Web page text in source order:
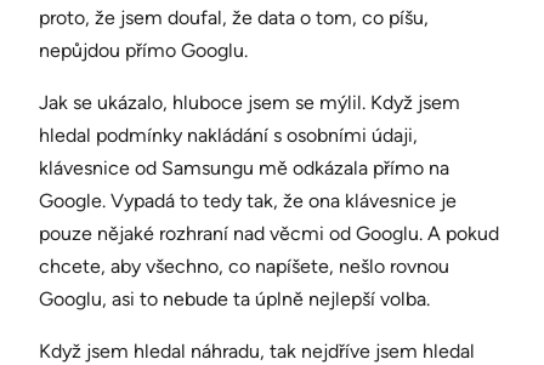
proto, že jsem doufal, že data o tom, co píšu,
nepůjdou přímo Googlu.
Jak se ukázalo, hluboce jsem se mýlil. Když jsem
hledal podmínky nakládání s osobními údaji,
klávesnice od Samsungu mě odkázala přímo na
Google. Vypadá to tedy tak, že ona klávesnice je
pouze nějaké rozhraní nad věcmi od Googlu. A pokud
chcete, aby všechno, co napíšete, nešlo rovnou
Googlu, asi to nebude ta úplně nejlepší volba.
Když jsem hledal náhradu, tak nejdříve jsem hledal